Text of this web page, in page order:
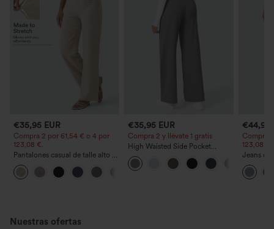
€35,95 EUR
Compra 2 por 61,54 € o 4 por
123,08 €.
Pantalones casual de talle alto y
pierna recta con tacto de lino y
bolsillos
€35,95 EUR
Compra 2 y llévate 1 gratis
High Waisted Side Pocket
Straight Leg Work Pants
€44,95
Compra
123,08 €.
Jeans
cordón
Nuestras ofertas